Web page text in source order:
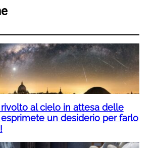
al cielo in attesa delle
esprimete un desiderio per farlo